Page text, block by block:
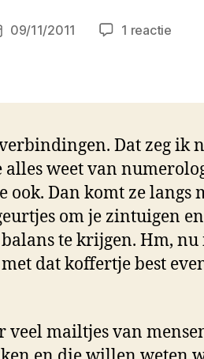
09/11/2011 1 reactieop
Dat zeg ik
weet van
ook. Dan komt ze langs
om je zintuigen en
te krijgen. Hm, nu
dat koffertje best
veel mailtjes van